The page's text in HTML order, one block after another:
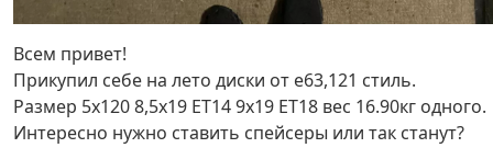
Всем привет!
Прикупил себе на лето диски от е63,121 стиль.
Размер 5х120 8,5х19 ЕТ14 9х19 ЕТ18 вес 16.90кг одного.
Интересно нужно ставить спейсеры или так станут?